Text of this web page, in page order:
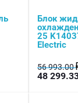
Блок
25
Electric
56 993.00
48